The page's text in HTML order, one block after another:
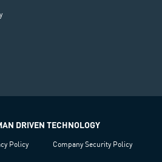
DRIVEN TECHNOLOGY
Policy Company Security Policy